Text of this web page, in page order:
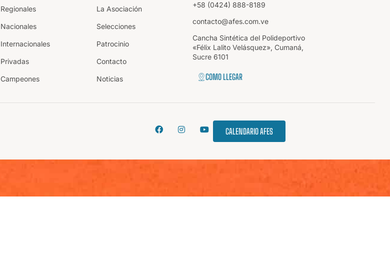
Regionales
Nacionales
Internacionales
Privadas
Campeones
La Asociación
Selecciones
Patrocinio
Contacto
Noticias
+58 (0424) 888-8189
contacto@afes.com.ve
Cancha Sintética del Polideportivo
«Félix Lalito Velásquez», Cumaná,
Sucre 6101
COMO LLEGAR
CALENDARIO AFES